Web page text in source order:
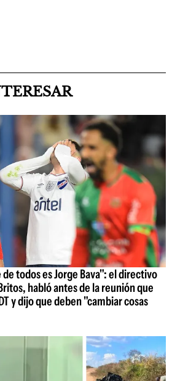
todos es Jorge Bava": el directivo
habló antes de la reunión que
y dijo que deben "cambiar cosas